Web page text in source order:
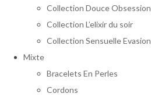
Collection Douce Obsession
Collection L’elixir du soir
Collection Sensuelle Evasion
Mixte
Bracelets En Perles
Cordons